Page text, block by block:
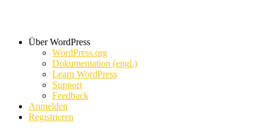
Über WordPress
WordPress.org
Dokumentation (engl.)
Learn WordPress
Support
Feedback
Anmelden
Registrieren